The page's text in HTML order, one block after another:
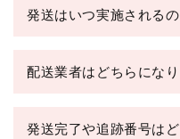
発送はいつ実施される
配送業者はどちらにな
発送完了や追跡番号は